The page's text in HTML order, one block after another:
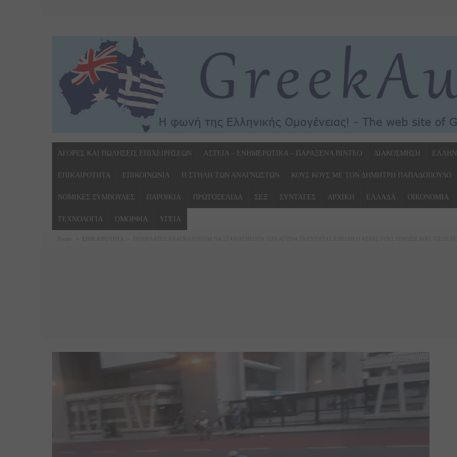
ΑΓΟΡΕΣ ΚΑΙ ΠΩΛΗΣΕΙΣ ΕΠΙΧΕΙΡΗΣΕΩΝ ΑΣΤΕΙΑ – ΕΝΗΜΕΡΩΤΙΚΑ – ΠΑΡΑΞΕΝΑ ΒΙΝΤΕΟ ΔΙΑΚΟΣΜΗΣΗ
ΕΠΙΚΑΙΡΟΤΗΤΑ ΕΠΙΚΟΙΝΩΝΙΑ Η ΣΤΗΛΗ ΤΩΝ ΑΝΑΓΝΩΣΤΩΝ ΚΟΥΣ ΚΟΥΣ ΜΕ ΤΟΝ ΔΗΜΗΤΡΗ ΠΑΠΑΔΟΠΟΥΛΟ
ΝΟΜΙΚΕΣ ΣΥΜΒΟΥΛΕΣ ΠΑΡΟΙΚΙΑ ΠΡΩΤΟΣΕΛΙΔΑ ΣΕΞ ΣΥΝΤΑΓΕΣ ΑΡΧΙΚΗ ΕΛΛΑΔΑ ΟΙΚΟΝΟΜΙΑ
ΤΕΧΝΟΛΟΓΙΑ ΟΜΟΡΦΙΑ ΥΓΕΙΑ